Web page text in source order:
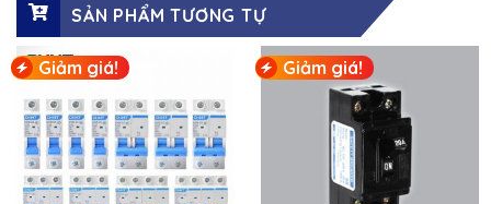
SẢN PHẨM TƯƠNG TỰ
Giảm giá! Giảm giá!